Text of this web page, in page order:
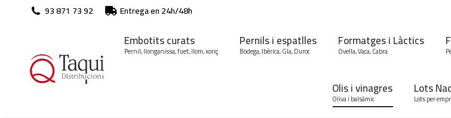
93 871 73 92 Entrega en 24h/48h
Embotits curats
Pernil, llonganissa, fuet, llom, xoriç
Pernils i espatlles
Bodega, Ibèrica, Gla, Duroc
Formatges i Làctics
Ovella, Vaca, Cabra
Olis i vinagres
Oliva i balsàmic
Lots
Lots per